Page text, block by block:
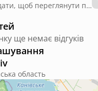
Оберіть дати, щоб переглянути правила
ще немає відгуків
область